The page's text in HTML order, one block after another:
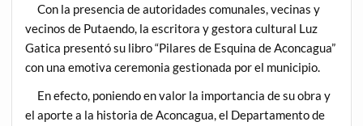
Con la presencia de autoridades comunales, vecinas y
vecinos de Putaendo, la escritora y gestora cultural Luz
Gatica presentó su libro “Pilares de Esquina de Aconcagua”
con una emotiva ceremonia gestionada por el municipio.
En efecto, poniendo en valor la importancia de su obra y
el aporte a la historia de Aconcagua, el Departamento de